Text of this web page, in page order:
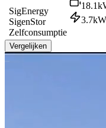
SigEnergy
SigenStor
Zelfconsumptie
18.1
3.7kW
Vergelijken